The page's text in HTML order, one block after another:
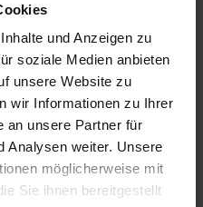
und Anzeigen zu
soziale Medien anbieten
unsere Website zu
wir Informationen zu Ihrer
an unsere Partner für
Analysen weiter. Unsere
möglicherweise mit
Sie ihnen bereitgestellt
60x90mm-9010, PVC, mit
alpinweiß